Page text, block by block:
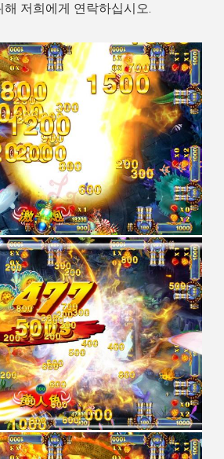
저희에게 연락하십시오.